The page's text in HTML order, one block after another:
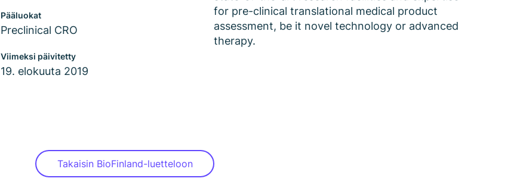
Pääluokat
Preclinical CRO
Viimeksi päivitetty
19. elokuuta 2019
for pre-clinical translational medical product
assessment, be it novel technology or advanced
therapy.
Takaisin BioFinland-luetteloon